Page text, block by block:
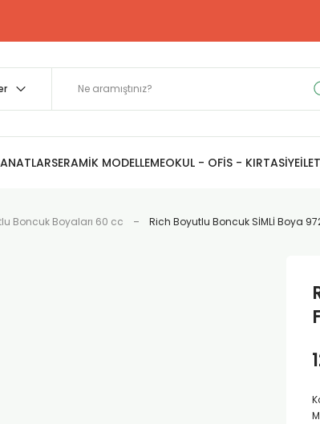
SERAMİK MODELLEMEOKUL - OFİS - KIRTASİYE
Boncuk Boyaları 60 cc Rich Boyutlu Boncuk SİMLİ Boya